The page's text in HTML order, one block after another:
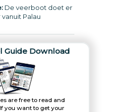
De veerboot doet er
Palau
Guide Download
are free to read and
you want to get your